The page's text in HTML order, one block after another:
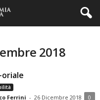
2018
Ferrini - 26 Dicembre 2018 0